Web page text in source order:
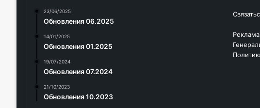
23/06/2025
Обновления 06.2025
14/01/2025
Обновления 01.2025
19/07/2024
Обновления 07.2024
21/10/2023
Обновления 10.2023